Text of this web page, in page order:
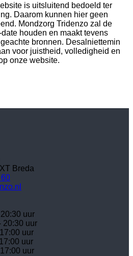
is uitsluitend bedoeld ter
Daarom kunnen hier geen
Mondzorg Tridenzo zal de
houden en maakt tevens
bronnen. Desalniettemin
voor juistheid, volledigheid en
onze website.
Breda
uur
20:30 uur
uur
uur
uur